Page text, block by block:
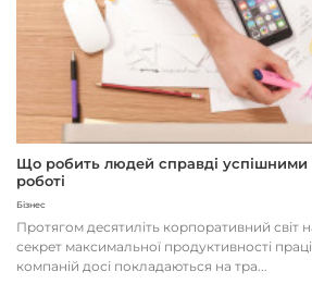
Що робить людей справді
роботі
Бізнес
Протягом десятиліть корпоративний світ
секрет максимальної продуктивності
компаній досі покладаються на тра...